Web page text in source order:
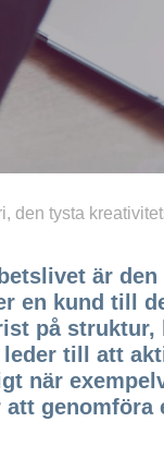
den tysta
är
en kund till
på
till att
när